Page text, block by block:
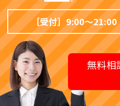
無料相
［受付］9:00〜21:00